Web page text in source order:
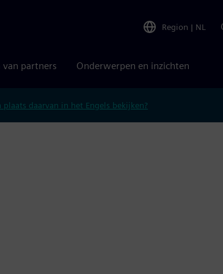
Region | NL
van partners Onderwerpen en inzichten
plaats daarvan in het Engels bekijken?